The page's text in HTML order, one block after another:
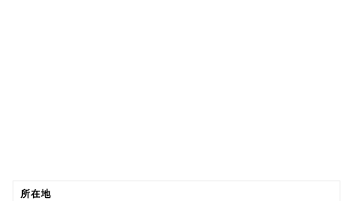
所在地